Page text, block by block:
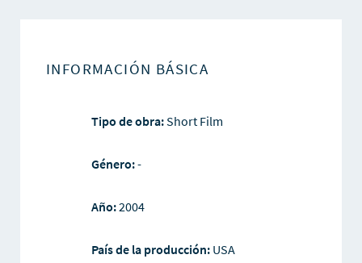
INFORMACIÓN BÁSICA
Tipo de obra:Short Film
Género:-
Año:2004
País de la producción: USA